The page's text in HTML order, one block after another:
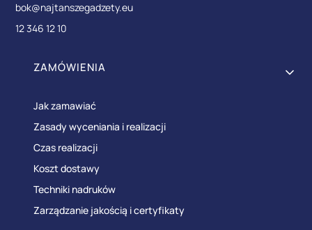
bok@najtanszegadzety.eu
12 346 12 10
Linki w stopce
ZAMÓWIENIA
Jak zamawiać
Zasady wyceniania i realizacji
Czas realizacji
Koszt dostawy
Techniki nadruków
Zarządzanie jakością i certyfikaty